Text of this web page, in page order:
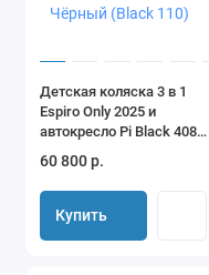
Детская коляска 3 в 1
Espiro Only 2025 и
автокресло Pi Black 408
nude brown/Чёрный (Black
110)
60 800 р.
Купить